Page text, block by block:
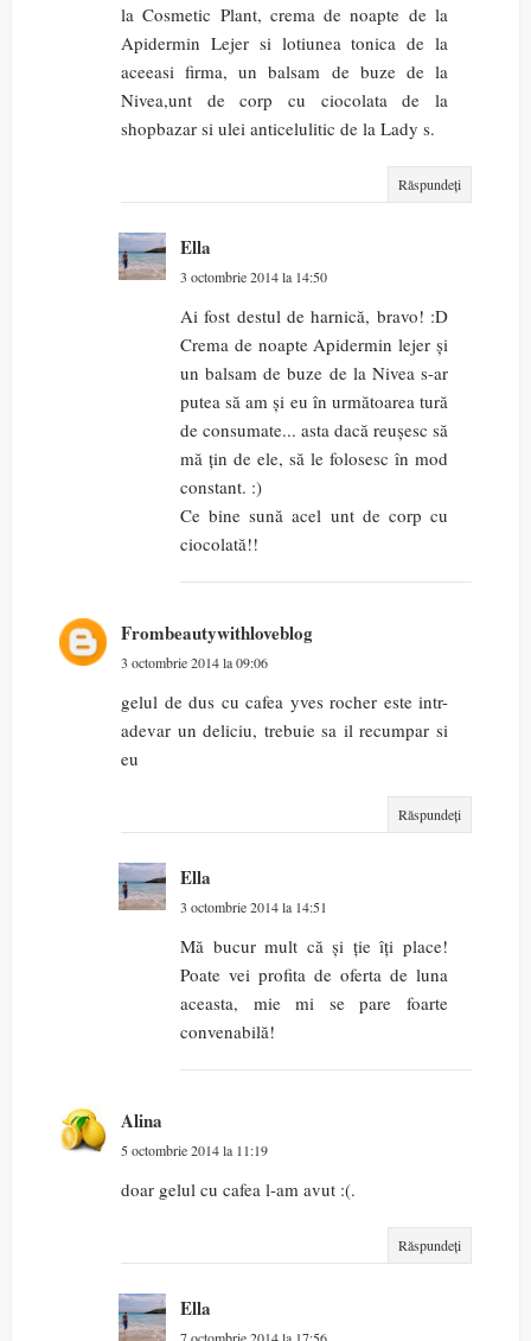
la Cosmetic Plant, crema de noapte de la
Apidermin Lejer si lotiunea tonica de la
aceeasi firma, un balsam de buze de la
Nivea,unt de corp cu ciocolata de la
shopbazar si ulei anticelulitic de la Lady s.
Răspundeți
Ella
3 octombrie 2014 la 14:50
Ai fost destul de harnică, bravo! :D
Crema de noapte Apidermin lejer și
un balsam de buze de la Nivea s-ar
putea să am și eu în următoarea tură
de consumate... asta dacă reușesc să
mă țin de ele, să le folosesc în mod
constant. :)
Ce bine sună acel unt de corp cu
ciocolată!!
Frombeautywithloveblog
3 octombrie 2014 la 09:06
gelul de dus cu cafea yves rocher este intr-
adevar un deliciu, trebuie sa il recumpar si
eu
Răspundeți
Ella
3 octombrie 2014 la 14:51
Mă bucur mult că și ție îți place!
Poate vei profita de oferta de luna
aceasta, mie mi se pare foarte
convenabilă!
Alina
5 octombrie 2014 la 11:19
doar gelul cu cafea l-am avut :(.
Răspundeți
Ella